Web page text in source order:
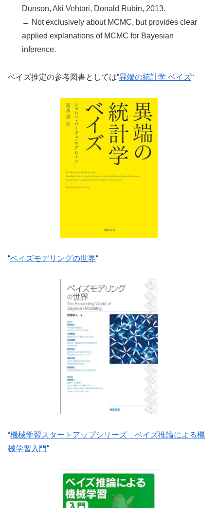
Dunson, Aki Vehtari, Donald Rubin, 2013.
→ Not exclusively about MCMC, but provides clear
applied explanations of MCMC for Bayesian
inference.
ベイズ推定の参考図書としては”異端の統計学 ベイズ“
“ベイズモデリングの世界“
“機械学習スタートアップシリーズ ベイズ推論による機
械学習入門“